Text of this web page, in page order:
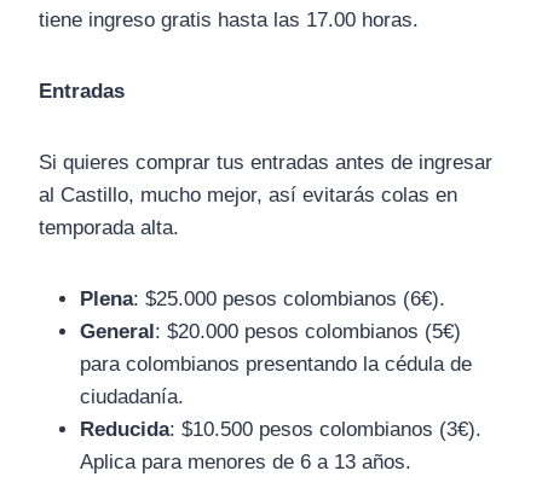
tiene ingreso gratis hasta las 17.00 horas.
Entradas
Si quieres comprar tus entradas antes de ingresar
al Castillo, mucho mejor, así evitarás colas en
temporada alta.
Plena: $25.000 pesos colombianos (6€).
General: $20.000 pesos colombianos (5€)
para colombianos presentando la cédula de
ciudadanía.
Reducida: $10.500 pesos colombianos (3€).
Aplica para menores de 6 a 13 años.